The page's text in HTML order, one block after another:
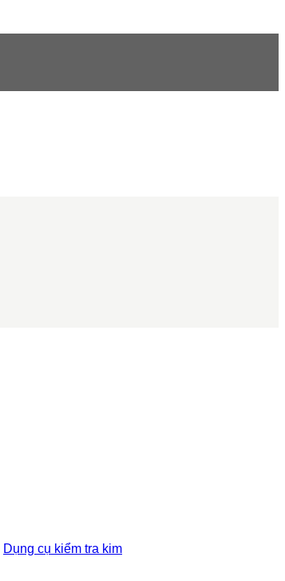
Dụng cụ kiểm tra kim